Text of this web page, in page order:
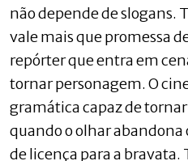
não depende de slogans.
vale mais que promessa
repórter que entra em
tornar personagem. O
gramática capaz de
quando o olhar abandona
de licença para a bravata.